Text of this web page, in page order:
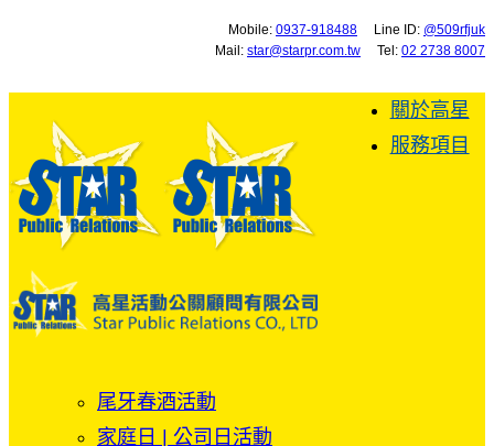
Mobile: 0937-918488 Line ID: @509rfjuk
Mail: star@starpr.com.tw Tel: 02 2738 8007
關於高星
服務項目
尾牙春酒活動
家庭日 | 公司日活動